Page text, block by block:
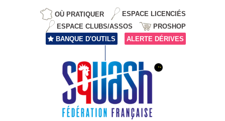
OÙ PRATIQUER
ESPACE LICENCIÉS
ESPACE CLUBS/ASSOS
PROSHOP
BANQUE D'OUTILS
ALERTE DÉRIVES